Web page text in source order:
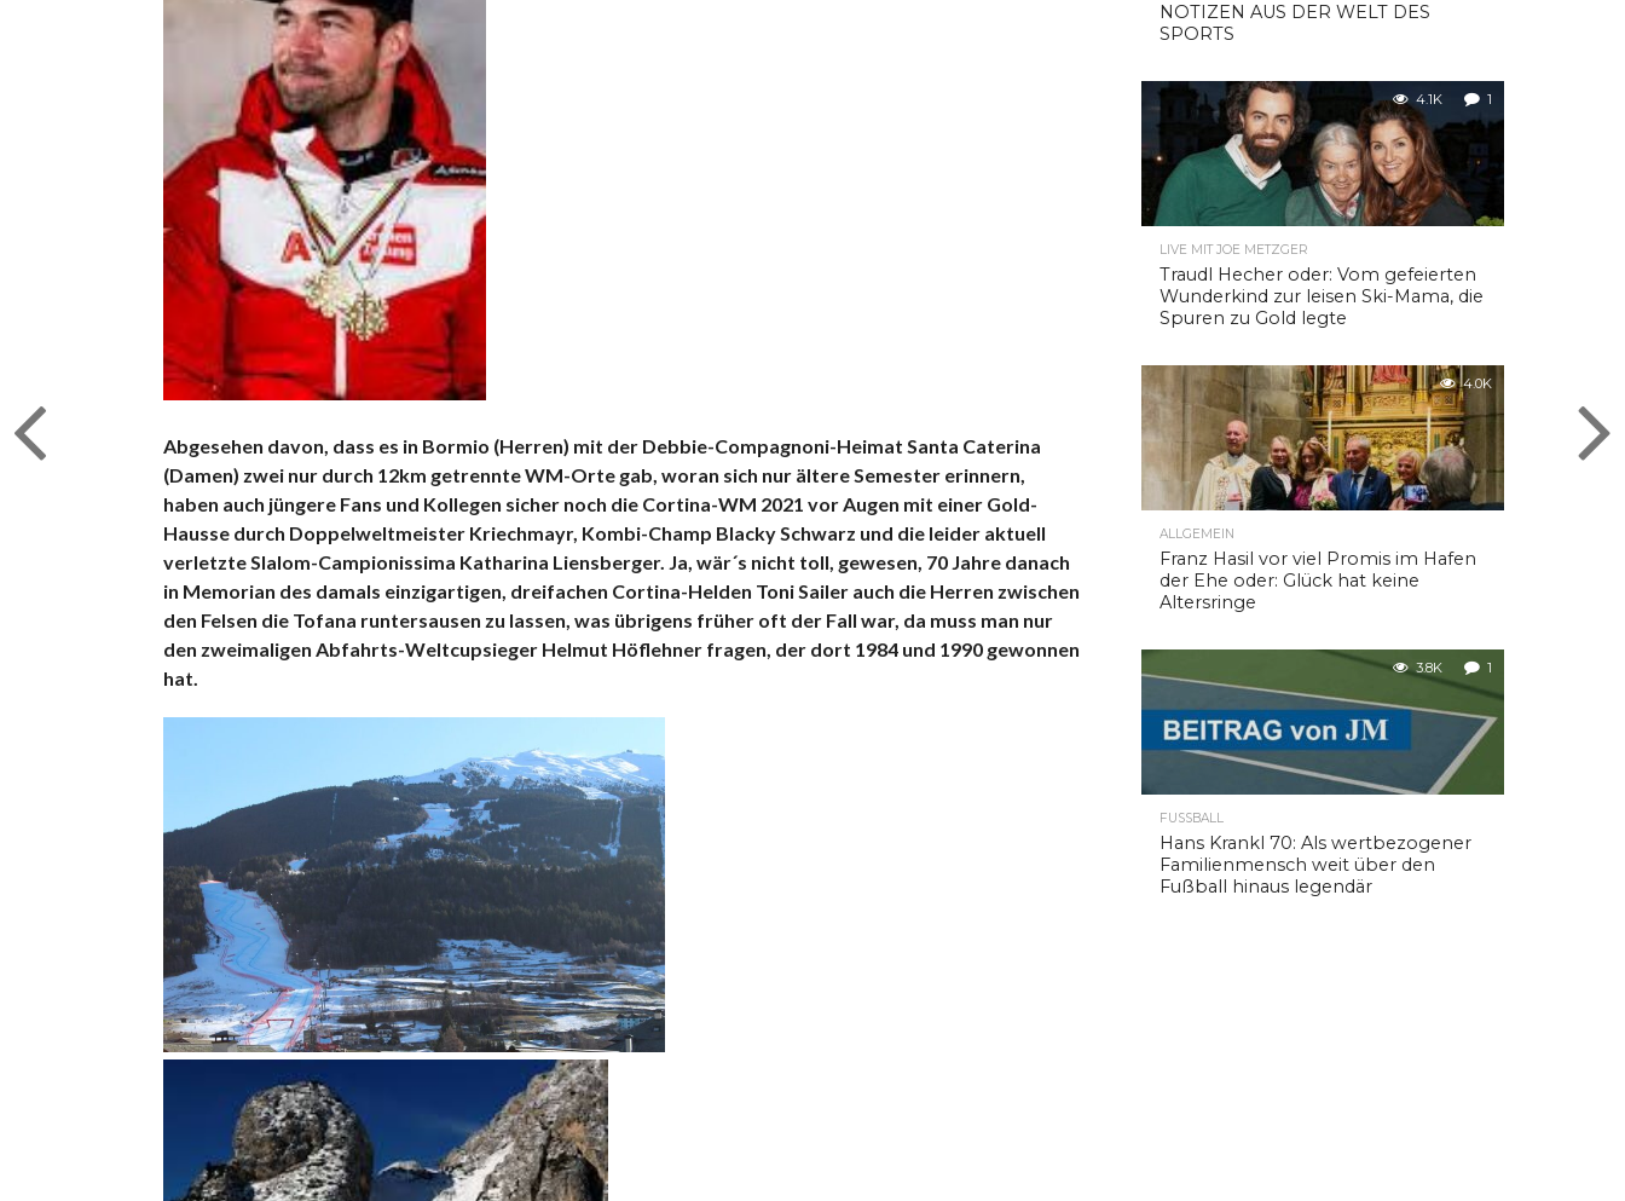
Abgesehen davon, dass es in Bormio (Herren) mit der Debbie-Compagnoni-Heimat Santa Caterina
(Damen) zwei nur durch 12km getrennte WM-Orte gab, woran sich nur ältere Semester erinnern,
haben auch jüngere Fans und Kollegen sicher noch die Cortina-WM 2021 vor Augen mit einer Gold-
Hausse durch Doppelweltmeister Kriechmayr, Kombi-Champ Blacky Schwarz und die leider aktuell
verletzte Slalom-Campionissima Katharina Liensberger. Ja, wär´s nicht toll, gewesen, 70 Jahre danach
in Memorian des damals einzigartigen, dreifachen Cortina-Helden Toni Sailer auch die Herren zwischen
den Felsen die Tofana runtersausen zu lassen, was übrigens früher oft der Fall war, da muss man nur
den zweimaligen Abfahrts-Weltcupsieger Helmut Höflehner fragen, der dort 1984 und 1990 gewonnen
hat.
NOTIZEN AUS DER WELT DES
SPORTS
4.1K 1
LIVE MIT JOE METZGER
Traudl Hecher oder: Vom gefeierten
Wunderkind zur leisen Ski-Mama, die
Spuren zu Gold legte
4.0K
ALLGEMEIN
Franz Hasil vor viel Promis im Hafen
der Ehe oder: Glück hat keine
Altersringe
3.8K 1
FUSSBALL
Hans Krankl 70: Als wertbezogener
Familienmensch weit über den
Fußball hinaus legendär